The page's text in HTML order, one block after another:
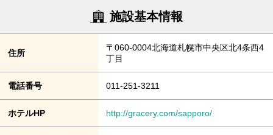
施設基本情報
住所
〒060-0004北海道札幌市中央区北4条西4
丁目
電話番号 011-251-3211
ホテルHP http://gracery.com/sapporo/